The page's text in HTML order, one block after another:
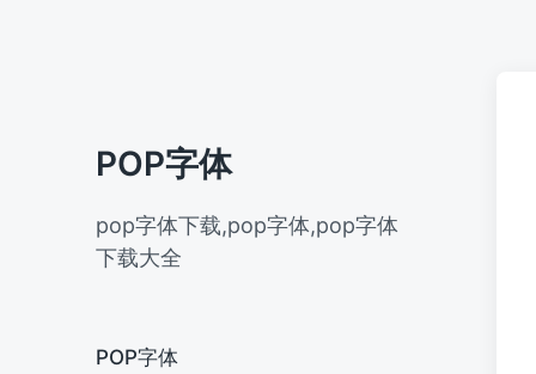
POP字体
pop字体下载,pop字体,pop字体
下载大全
POP字体